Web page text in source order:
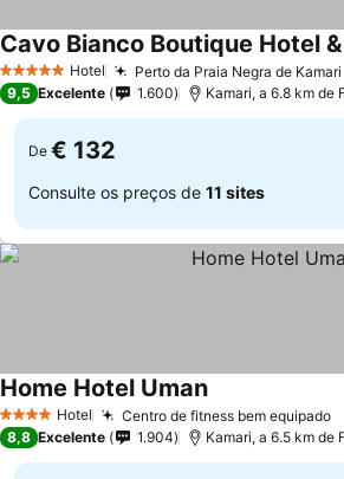
5 Estrelas Hotel Perto da Praia Negra de Kamari
Cavo Bianco Boutique Hotel
9,5 Excelente 1.600 Kamari, a 6.8 km de
De € 132
Consulte os preços de 11 sites
4 EstrelasHotel Centro de fitness bem equipado
Home Hotel Uman
8,8 Excelente 1.904 Kamari, a 6.5 km de